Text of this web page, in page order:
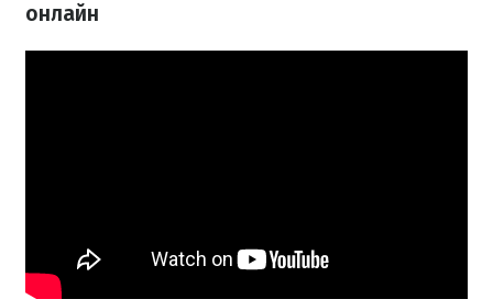
онлайн